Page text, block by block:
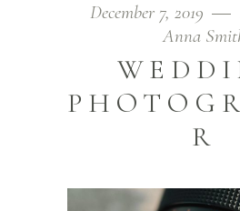
December 7, 2019
Anna
R